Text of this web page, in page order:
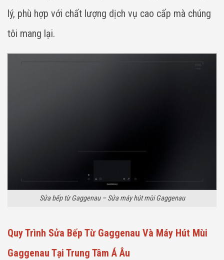
lý, phù hợp với chất lượng dịch vụ cao cấp mà chúng
tôi mang lại.
Sửa bếp từ Gaggenau – Sửa máy hút mùi Gaggenau
Quy Trình Sửa Bếp Từ Gaggenau Và Máy Hút Mùi
Gaggenau Tại Trung Tâm Á Âu